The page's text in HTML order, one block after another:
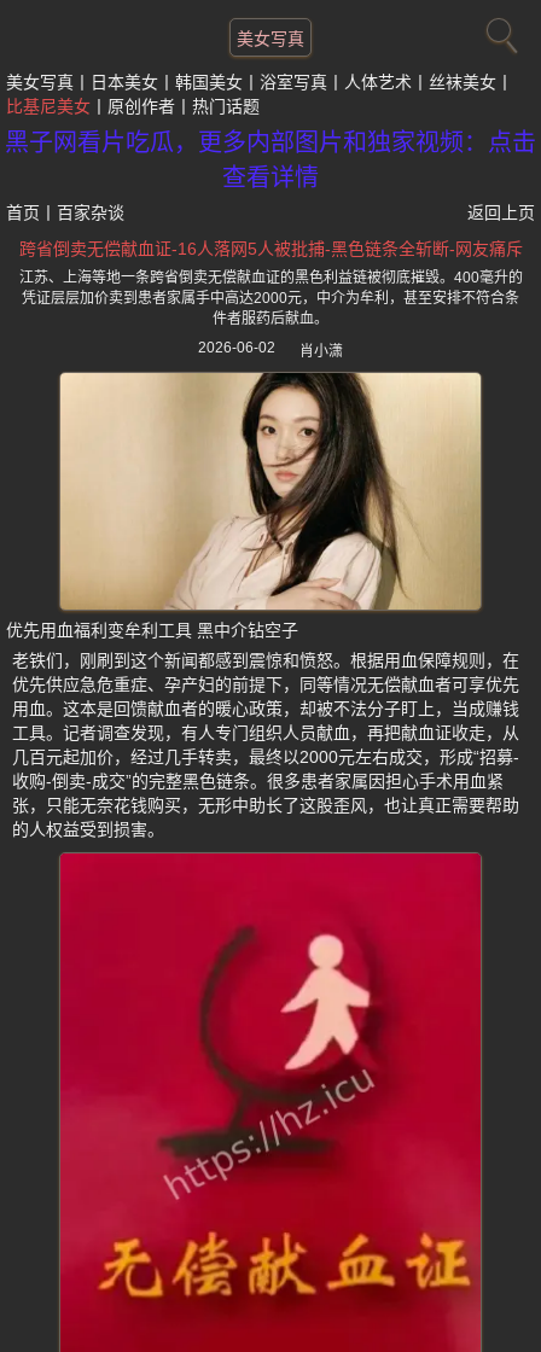
美女写真
美女写真 日本美女 韩国美女 浴室写真 人体艺术
丝袜美女
比基尼美女
原创作者 热门话题
黑子网看片吃瓜，更多内部图片和独家视频：点击
查看详情
首页 百家杂谈
返回上页
跨省倒卖无偿献血证-16人落网5人被批捕-黑色链条全斩断-网友痛斥
江苏、上海等地一条跨省倒卖无偿献血证的黑色利益链被彻底摧毁。400毫升的
凭证层层加价卖到患者家属手中高达2000元，中介为牟利，甚至安排不符合条
件者服药后献血。
2026-06-02
肖小潇
优先用血福利变牟利工具 黑中介钻空子
老铁们，刚刷到这个新闻都感到震惊和愤怒。根据用血保障规则，在
优先供应急危重症、孕产妇的前提下，同等情况无偿献血者可享优先
用血。这本是回馈献血者的暖心政策，却被不法分子盯上，当成赚钱
工具。记者调查发现，有人专门组织人员献血，再把献血证收走，从
几百元起加价，经过几手转卖，最终以2000元左右成交，形成“招募-
收购-倒卖-成交”的完整黑色链条。很多患者家属因担心手术用血紧
张，只能无奈花钱购买，无形中助长了这股歪风，也让真正需要帮助
的人权益受到损害。